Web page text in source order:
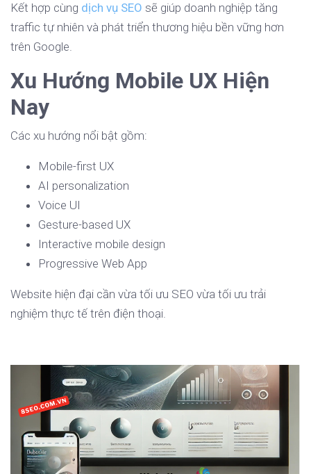
Kết hợp cùng dịch vụ SEO sẽ giúp doanh nghiệp tăng
traffic tự nhiên và phát triển thương hiệu bền vững hơn
trên Google.
Xu Hướng Mobile UX Hiện
Nay
Các xu hướng nổi bật gồm:
Mobile-first UX
AI personalization
Voice UI
Gesture-based UX
Interactive mobile design
Progressive Web App
Website hiện đại cần vừa tối ưu SEO vừa tối ưu trải
nghiệm thực tế trên điện thoại.